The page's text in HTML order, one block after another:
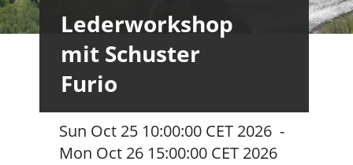
Lederworkshop
mit Schuster
Furio
Sun Oct 25 10:00:00 CET 2026 -
Mon Oct 26 15:00:00 CET 2026